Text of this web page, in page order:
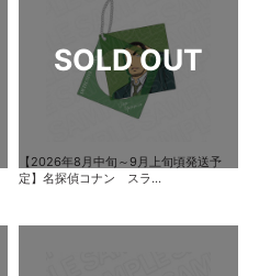
【2026年8月中旬～9月上旬頃発送予
定】名探偵コナン スラ...